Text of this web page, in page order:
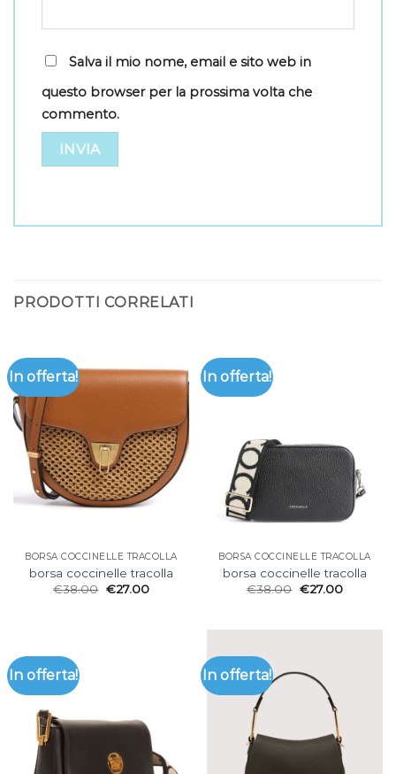
Salva il mio nome, email e sito web in
questo browser per la prossima volta che
commento.
PRODOTTI CORRELATI
In offerta!
BORSA COCCINELLE TRACOLLA
borsa coccinelle tracolla
€38.00 €27.00
In offerta!
BORSA COCCINELLE TRACOLLA
borsa coccinelle tracolla
€38.00 €27.00
In offerta! In offerta!